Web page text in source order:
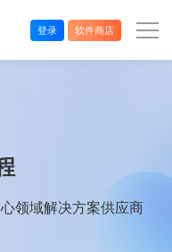
登录 软件商店
领域解决方案供应商